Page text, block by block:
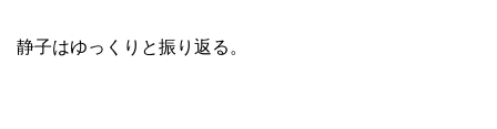
静子はゆっくりと振り返る。